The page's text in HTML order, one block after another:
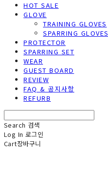
HOT SALE
GLOVE
TRAINING GLOVES
SPARRING GLOVES
PROTECTOR
SPARRING SET
WEAR
GUEST BOARD
REVIEW
FAQ & 공지사항
REFURB
Search 검색
Log In 로그인
Cart장바구니